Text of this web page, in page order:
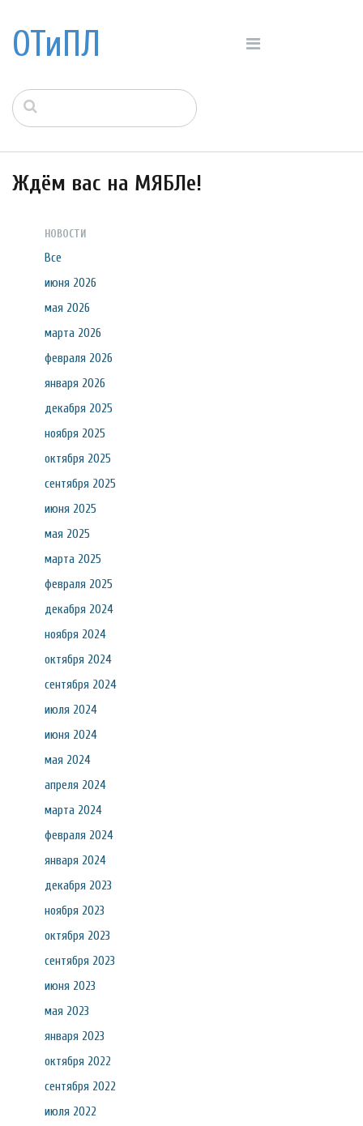
ОТиПЛ
Ждём вас на МЯБЛе!
НОВОСТИ
Все
июня 2026
мая 2026
марта 2026
февраля 2026
января 2026
декабря 2025
ноября 2025
октября 2025
сентября 2025
июня 2025
мая 2025
марта 2025
февраля 2025
декабря 2024
ноября 2024
октября 2024
сентября 2024
июля 2024
июня 2024
мая 2024
апреля 2024
марта 2024
февраля 2024
января 2024
декабря 2023
ноября 2023
октября 2023
сентября 2023
июня 2023
мая 2023
января 2023
октября 2022
сентября 2022
июля 2022